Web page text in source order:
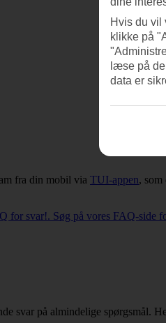
fra din mobil via TUI-appen, som
for svar!. Søg på vores FAQ-side
svar på almindelige spørgsmål.
Hvis du vil
klikke på
læse på
data er